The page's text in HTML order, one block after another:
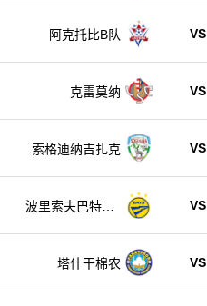
阿克托比B队 VS
克雷莫纳 VS
索格迪纳吉扎克 VS
波里索夫巴特B
VS
塔什干棉农 VS